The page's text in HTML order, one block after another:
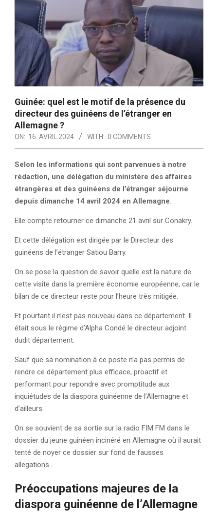
Guinée: quel est le motif de la présence du
directeur des guinéens de l’étranger en
Allemagne ?
ON: 16. AVRIL 2024 WITH: 0 COMMENTS
Selon les informations qui sont parvenues à notre
rédaction, une délégation du ministère des affaires
étrangères et des guinéens de l’étranger séjourne
depuis dimanche 14 avril 2024 en Allemagne.
Elle compte retourner ce dimanche 21 avril sur Conakry.
Et cette délégation est dirigée par le Directeur des
guinéens de l’étranger Satiou Barry.
On se pose la question de savoir quelle est la nature de
cette visite dans la première économie européenne, car le
bilan de ce directeur reste pour l’heure très mitigée.
Et pourtant il n’est pas nouveau dans ce département. Il
était sous le régime d’Alpha Condé le directeur adjoint
dudit département.
Sauf que sa nomination à ce poste n’a pas permis de
rendre ce département plus efficace, proactif et
performant pour repondre avec promptitude aux
inquiétudes de la diaspora guinéenne de l’Allemagne et
d’ailleurs.
On se souvient de sa sortie sur la radio FIM FM dans le
dossier du jeune guinéen incinéré en Allemagne où il aurait
tenté de noyer ce dossier sur fond de fausses
allegations..
Préoccupations majeures de la
diaspora guinéenne de l’Allemagne